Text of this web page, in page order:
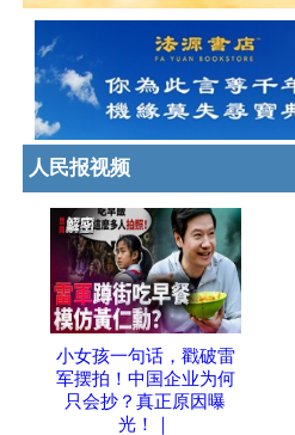
人民报视频
小女孩一句话，戳破雷
军摆拍！中国企业为何
只会抄？真正原因曝
光！｜